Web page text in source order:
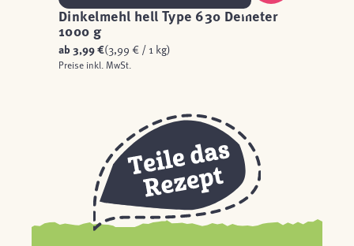
Dinkelmehl hell Type 630 Demeter
1000 g
ab3,99 €(3,99 € / 1 kg)
Preise inkl. MwSt.